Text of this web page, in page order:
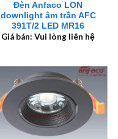
Đèn Anfaco LON
downlight âm trần AFC
391T/2 LED MR16
Giá bán: Vui lòng liên hệ